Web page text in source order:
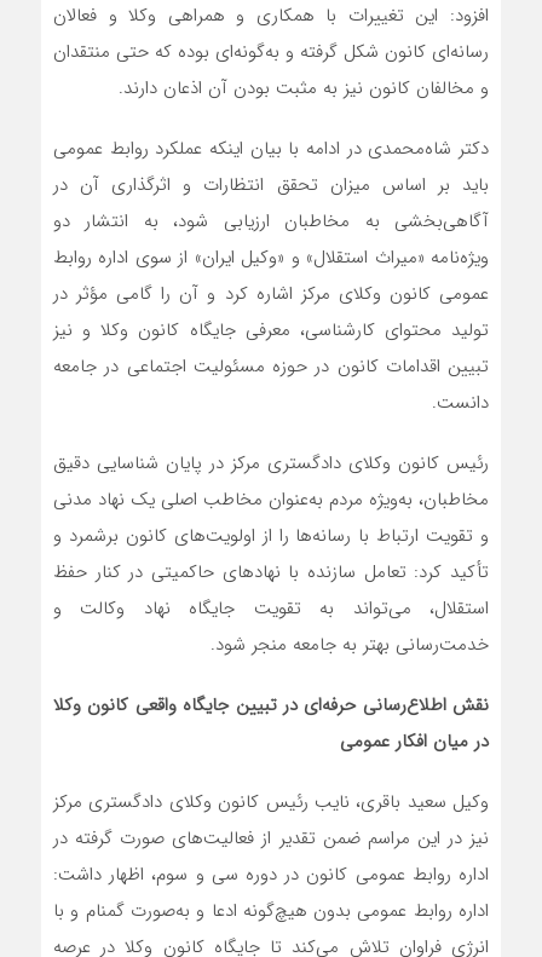
افزود: این تغییرات با همکاری و همراهی وکلا و فعالان
رسانه‌ای کانون شکل گرفته و به‌گونه‌ای بوده که حتی منتقدان
و مخالفان کانون نیز به مثبت بودن آن اذعان دارند.
دکتر شاه‌محمدی در ادامه با بیان اینکه عملکرد روابط عمومی
باید بر اساس میزان تحقق انتظارات و اثرگذاری آن در
آگاهی‌بخشی به مخاطبان ارزیابی شود، به انتشار دو
ویژه‌نامه «میراث استقلال» و «وکیل ایران» از سوی اداره روابط
عمومی کانون وکلای مرکز اشاره کرد و آن را گامی مؤثر در
تولید محتوای کارشناسی، معرفی جایگاه کانون وکلا و نیز
تبیین اقدامات کانون در حوزه مسئولیت‌ اجتماعی در جامعه
دانست.
رئیس کانون وکلای دادگستری مرکز در پایان شناسایی دقیق
مخاطبان، به‌ویژه مردم به‌عنوان مخاطب اصلی یک نهاد مدنی
و تقویت ارتباط با رسانه‌ها را از اولویت‌های کانون برشمرد و
تأکید کرد: تعامل سازنده با نهادهای حاکمیتی در کنار حفظ
استقلال، می‌تواند به تقویت جایگاه نهاد وکالت و
خدمت‌رسانی بهتر به جامعه منجر شود.
نقش اطلاع‌رسانی حرفه‌ای در تبیین جایگاه واقعی کانون وکلا
در میان افکار عمومی
وکیل سعید باقری، نایب رئیس کانون وکلای دادگستری مرکز
نیز در این مراسم ضمن تقدیر از فعالیت‌های صورت گرفته در
اداره روابط عمومی کانون در دوره سی و سوم، اظهار داشت:
اداره روابط عمومی بدون هیچ‌گونه ادعا و به‌صورت گمنام و با
انرژی فراوان تلاش می‌کند تا جایگاه کانون وکلا در عرصه